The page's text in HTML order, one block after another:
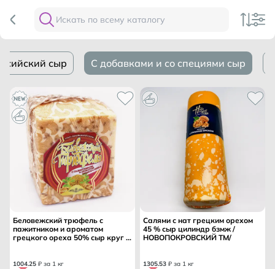
сыр С добавками и со специями сыр
Беловежский трюфель с
пажитником и ароматом
грецкого ореха 50% сыр круг /
1004.25 ₽ за 1 кг
Салями с нат грецким орехом
45 % сыр цилиндр бзмж /
НОВОПОКРОВСКИЙ ТМ/
1305.53 ₽ за 1 кг